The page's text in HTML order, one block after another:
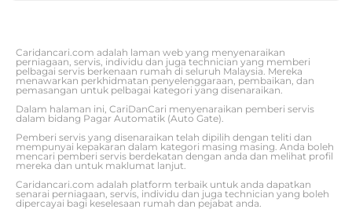
Caridancari.com adalah laman web yang menyenaraikan
perniagaan, servis, individu dan juga technician yang memberi
pelbagai servis berkenaan rumah di seluruh Malaysia. Mereka
menawarkan perkhidmatan penyelenggaraan, pembaikan, dan
pemasangan untuk pelbagai kategori yang disenaraikan.
Dalam halaman ini, CariDanCari menyenaraikan pemberi servis
dalam bidang Pagar Automatik (Auto Gate).
Pemberi servis yang disenaraikan telah dipilih dengan teliti dan
mempunyai kepakaran dalam kategori masing masing. Anda boleh
mencari pemberi servis berdekatan dengan anda dan melihat profil
mereka dan untuk maklumat lanjut.
Caridancari.com adalah platform terbaik untuk anda dapatkan
senarai perniagaan, servis, individu dan juga technician yang boleh
dipercayai bagi keselesaan rumah dan pejabat anda.